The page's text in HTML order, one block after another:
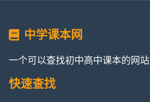
中学课本网
一个可以查找初中高中课本的网站
快速查找